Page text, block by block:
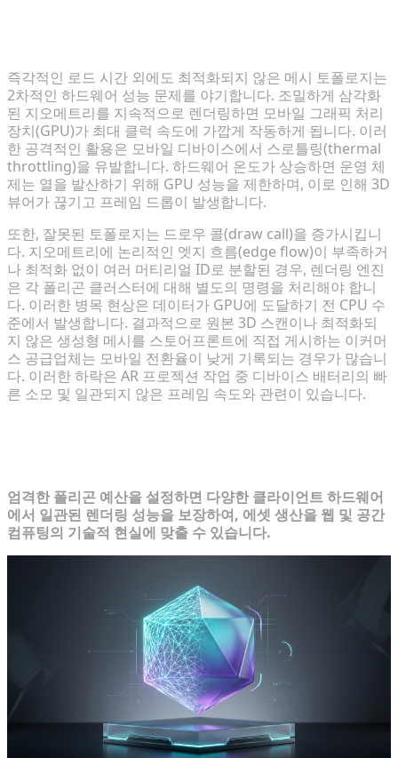
즉각적인 로드 시간 외에도 최적화되지 않은 메시 토폴로지는
2차적인 하드웨어 성능 문제를 야기합니다. 조밀하게 삼각화
된 지오메트리를 지속적으로 렌더링하면 모바일 그래픽 처리
장치(GPU)가 최대 클럭 속도에 가깝게 작동하게 됩니다. 이러
한 공격적인 활용은 모바일 디바이스에서 스로틀링(thermal
throttling)을 유발합니다. 하드웨어 온도가 상승하면 운영 체
제는 열을 발산하기 위해 GPU 성능을 제한하며, 이로 인해 3D
뷰어가 끊기고 프레임 드롭이 발생합니다.
또한, 잘못된 토폴로지는 드로우 콜(draw call)을 증가시킵니
다. 지오메트리에 논리적인 엣지 흐름(edge flow)이 부족하거
나 최적화 없이 여러 머티리얼 ID로 분할된 경우, 렌더링 엔진
은 각 폴리곤 클러스터에 대해 별도의 명령을 처리해야 합니
다. 이러한 병목 현상은 데이터가 GPU에 도달하기 전 CPU 수
준에서 발생합니다. 결과적으로 원본 3D 스캔이나 최적화되
지 않은 생성형 메시를 스토어프론트에 직접 게시하는 이커머
스 공급업체는 모바일 전환율이 낮게 기록되는 경우가 많습니
다. 이러한 하락은 AR 프로젝션 작업 중 디바이스 배터리의 빠
른 소모 및 일관되지 않은 프레임 속도와 관련이 있습니다.
엄격한 폴리곤 예산을 설정하면 다양한 클라이언트 하드웨어
에서 일관된 렌더링 성능을 보장하여, 에셋 생산을 웹 및 공간
컴퓨팅의 기술적 현실에 맞출 수 있습니다.